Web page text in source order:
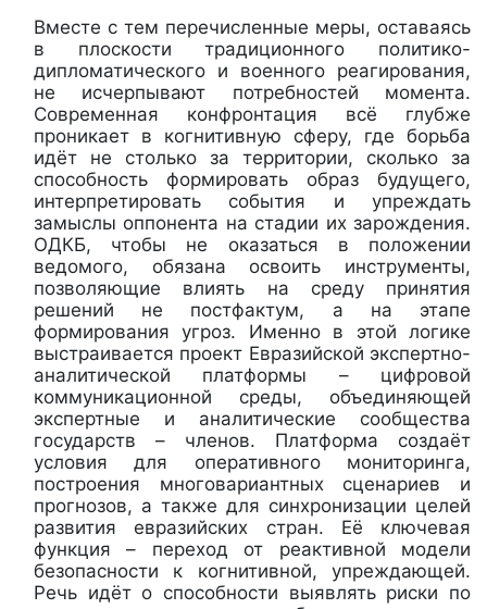
Вместе с тем перечисленные меры, оставаясь
в плоскости традиционного политико-
дипломатического и военного реагирования,
не исчерпывают потребностей момента.
Современная конфронтация всё глубже
проникает в когнитивную сферу, где борьба
идёт не столько за территории, сколько за
способность формировать образ будущего,
интерпретировать события и упреждать
замыслы оппонента на стадии их зарождения.
ОДКБ, чтобы не оказаться в положении
ведомого, обязана освоить инструменты,
позволяющие влиять на среду принятия
решений не постфактум, а на этапе
формирования угроз. Именно в этой логике
выстраивается проект Евразийской экспертно-
аналитической платформы – цифровой
коммуникационной среды, объединяющей
экспертные и аналитические сообщества
государств – членов. Платформа создаёт
условия для оперативного мониторинга,
построения многовариантных сценариев и
прогнозов, а также для синхронизации целей
развития евразийских стран. Её ключевая
функция – переход от реактивной модели
безопасности к когнитивной, упреждающей.
Речь идёт о способности выявлять риски по